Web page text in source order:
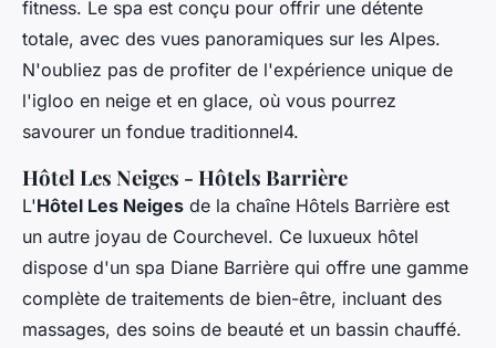
fitness. Le spa est conçu pour offrir une détente
totale, avec des vues panoramiques sur les Alpes.
N'oubliez pas de profiter de l'expérience unique de
l'igloo en neige et en glace, où vous pourrez
savourer un fondue traditionnel4.
Hôtel Les Neiges - Hôtels Barrière
L'Hôtel Les Neiges de la chaîne Hôtels Barrière est
un autre joyau de Courchevel. Ce luxueux hôtel
dispose d'un spa Diane Barrière qui offre une gamme
complète de traitements de bien-être, incluant des
massages, des soins de beauté et un bassin chauffé.